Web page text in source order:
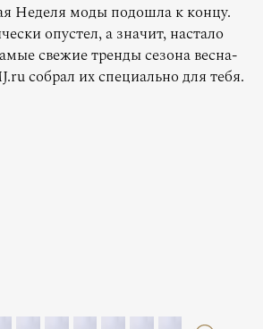
Неделя моды подошла к концу.
опустел, а значит, настало
свежие тренды сезона весна-
собрал их специально для тебя.